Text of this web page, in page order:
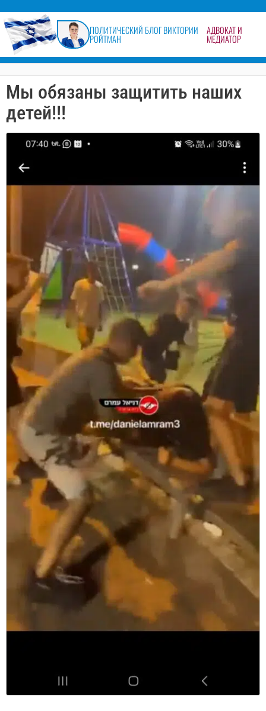
ПОЛИТИЧЕСКИЙ БЛОГ ВИКТОРИИ
РОЙТМАН
АДВОКАТ И
МЕДИАТОР
Мы обязаны защитить наших
детей!!!